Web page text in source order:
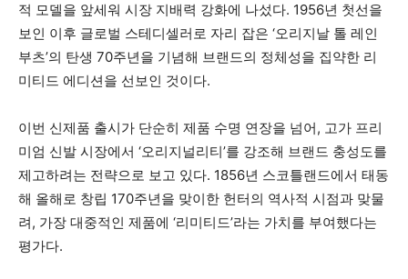
적 모델을 앞세워 시장 지배력 강화에 나섰다. 1956년 첫선을
보인 이후 글로벌 스테디셀러로 자리 잡은 ‘오리지날 톨 레인
부츠’의 탄생 70주년을 기념해 브랜드의 정체성을 집약한 리
미티드 에디션을 선보인 것이다.
이번 신제품 출시가 단순히 제품 수명 연장을 넘어, 고가 프리
미엄 신발 시장에서 ‘오리지널리티’를 강조해 브랜드 충성도를
제고하려는 전략으로 보고 있다. 1856년 스코틀랜드에서 태동
해 올해로 창립 170주년을 맞이한 헌터의 역사적 시점과 맞물
려, 가장 대중적인 제품에 ‘리미티드’라는 가치를 부여했다는
평가다.